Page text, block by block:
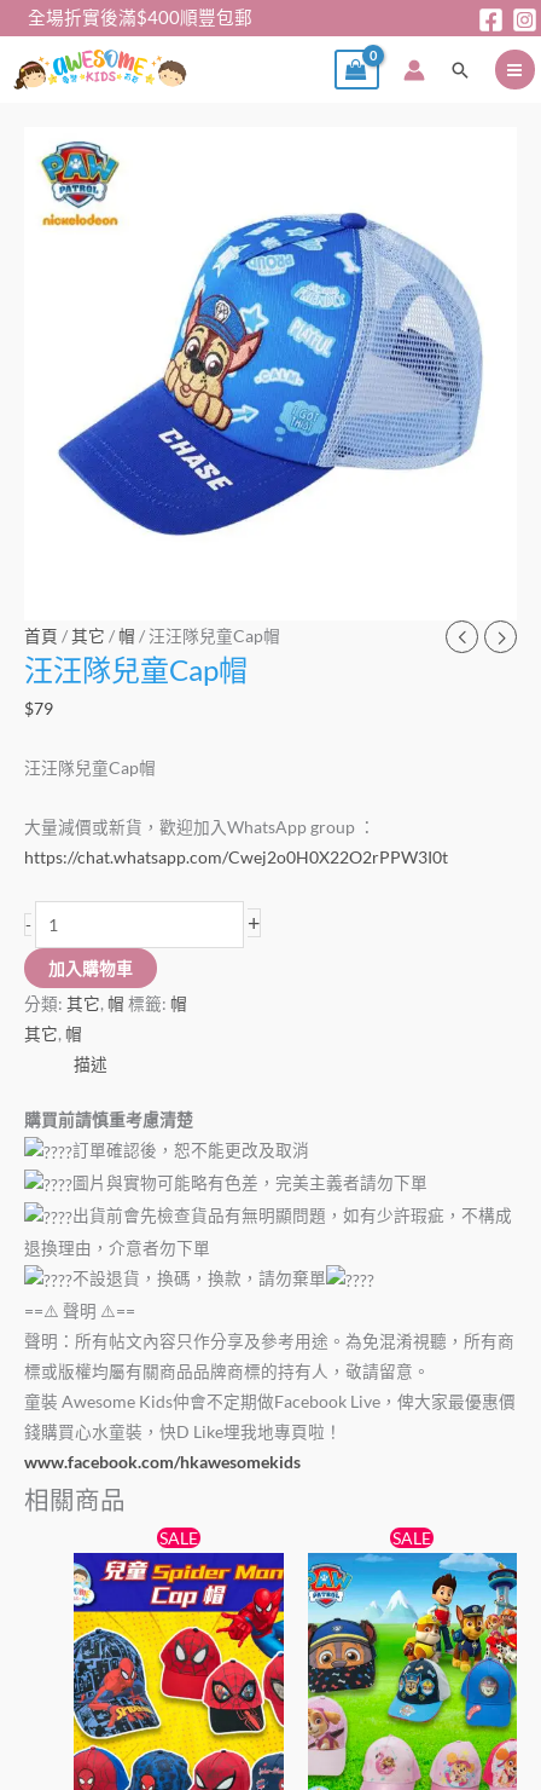
全場折實後滿$400順豐包郵
搜
首頁 /其它 / 帽 / 汪汪隊兒童Cap帽
汪汪隊兒童Cap帽
$79
汪汪隊兒童Cap帽
大量減價或新貨，歡迎加入WhatsApp group ：
https://chat.whatsapp.com/Cwej2o0H0X22O2rPPW3I0t
-
汪
兒
+
加入購物車
分類: 其它, 帽 標籤: 帽
其它, 帽
描述
購買前請慎重考慮清楚
訂單確認後，恕不能更改及取消
圖片與實物可能略有色差，完美主義者請勿下單
出貨前會先檢查貨品有無明顯問題，如有少許瑕疵，不構成
退換理由，介意者勿下單
不設退貨，換碼，換款，請勿棄單
==⚠️ 聲明 ⚠️==
聲明：所有帖文內容只作分享及參考用途。為免混淆視聽，所有商
標或版權均屬有關商品品牌商標的持有人，敬請留意。
童裝 Awesome Kids仲會不定期做Facebook Live，俾大家最優惠價
錢購買心水童裝，快D Like埋我地專頁啦！
www.facebook.com/hkawesomekids
相關商品
SALE
始
價
格：
$69。
目
前
價
格：
$59。
產
品
有
多
種
款
式。
可
SALE
始
格：
$69。
目
前
價
格：
$59。
產
品
有
多
種
款
式。
可